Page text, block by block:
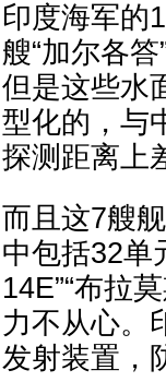
印度海军的
艘“加尔各
但是这些水
型化的，与
探测距离上
而且这7艘
中包括32单
14E”“布拉
力不从心。
发射装置，